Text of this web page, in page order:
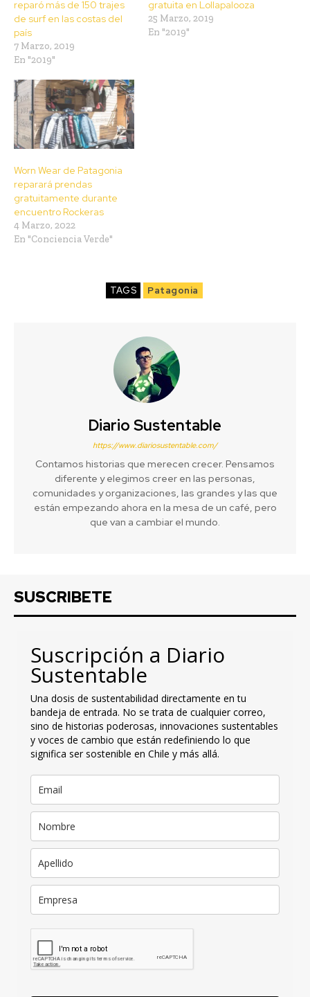
reparó más de 150 trajes
de surf en las costas del
país
7 Marzo, 2019
En "2019"
gratuita en Lollapalooza
25 Marzo, 2019
En "2019"
Worn Wear de Patagonia
reparará prendas
gratuitamente durante
encuentro Rockeras
4 Marzo, 2022
En "Conciencia Verde"
TAGS Patagonia
Diario Sustentable
https://www.diariosustentable.com/
Contamos historias que merecen crecer. Pensamos
diferente y elegimos creer en las personas,
comunidades y organizaciones, las grandes y las que
están empezando ahora en la mesa de un café, pero
que van a cambiar el mundo.
SUSCRIBETE
Suscripción a Diario
Sustentable
Una dosis de sustentabilidad directamente en tu
bandeja de entrada. No se trata de cualquier correo,
sino de historias poderosas, innovaciones sustentables
y voces de cambio que están redefiniendo lo que
significa ser sostenible en Chile y más allá.